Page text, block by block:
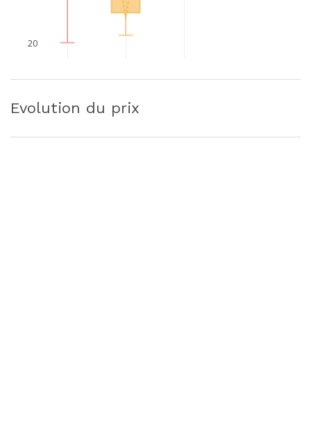
20
Evolution du prix